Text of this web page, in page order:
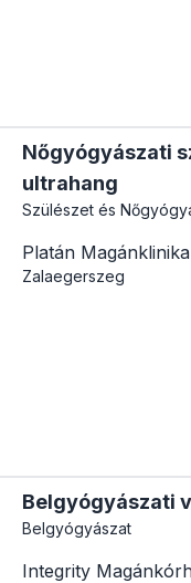
Nőgyógyászati
ultrahang
Szülészet és
Platán Magánklinika
Zalaegerszeg
Belgyógyászati
Belgyógyászat
Integrity